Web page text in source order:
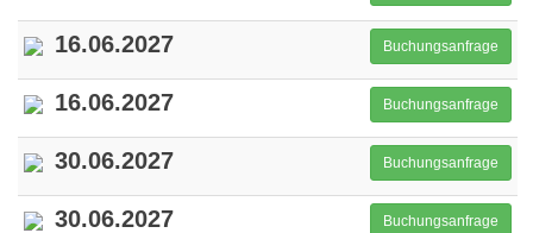
16.06.2027 Buchungsanfrage
16.06.2027 Buchungsanfrage
30.06.2027 Buchungsanfrage
30.06.2027 Buchungsanfrage